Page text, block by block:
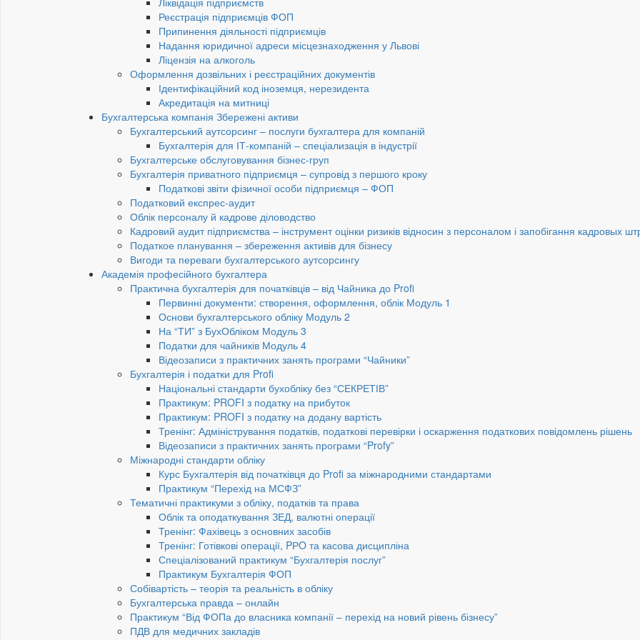
Реєстрація підприємців ФОП
Припинення діяльності підприємців
Надання юридичної адреси місцезнаходження у Львові
Ліцензія на алкоголь
Оформлення дозвільних і реєстраційних документів
Ідентифікаційний код іноземця, нерезидента
Акредитація на митниці
Бухгалтерська компанія Збережені активи
Бухгалтерський аутсорсинг – послуги бухгалтера для компаній
Бухгалтерія для ІТ-компаній – спеціализація в індустрії
Бухгалтерське обслуговування бізнес-груп
Бухгалтерія приватного підприємця – супровід з першого кроку
Податкові звіти фізичної особи підприємця – ФОП
Податковий експрес-аудит
Облік персоналу й кадрове діловодство
Кадровий аудит підприємства – інструмент оцінки ризиків відносин з персоналом і запобігання кадровых
Податкое планування – збереження активів для бізнесу
Вигоди та переваги бухгалтерського аутсорсингу
Академія професійного бухгалтера
Практична бухгалтерія для початківців – від Чайника до Profi
Первинні документи: створення, оформлення, облік Модуль 1
Основи бухгалтерського обліку Модуль 2
На “ТИ” з БухОбліком Модуль 3
Податки для чайників Модуль 4
Відеозаписи з практичних занять програми “Чайники”
Бухгалтерія і податки для Profi
Національні стандарти бухобліку без “СЕКРЕТІВ”
Практикум: PROFI з податку на прибуток
Практикум: PROFI з податку на додану вартість
Тренінг: Адміністрування податків, податкові перевірки і оскарження податкових повідомлень рішень
Відеозаписи з практичних занять програми “Profy”
Міжнародні стандарти обліку
Курс Бухгалтерія від початківця до Profi за міжнародними стандартами
Практикум “Перехід на МСФЗ”
Тематичні практикуми з обліку, податків та права
Облік та оподаткування ЗЕД, валютні операції
Тренінг: Фахівець з основних засобів
Тренінг: Готівкові операції, PРO та касова дисципліна
Спеціалізований практикум “Бухгалтерія послуг”
Практикум Бухгалтерія ФОП
Собівартість – теорія та реальність в обліку
Бухгалтерська правда – онлайн
Практикум “Від ФОПа до власника компанії – перехід на новий рівень бізнесу”
ПДВ для медичних закладів